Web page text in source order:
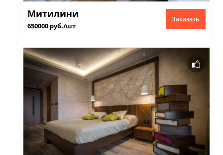
Митилини
650000 руб./шт
Заказать